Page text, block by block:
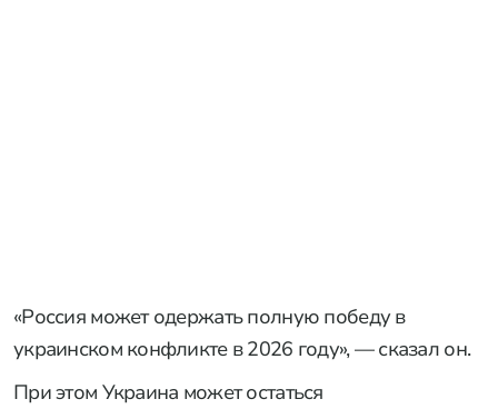
«Россия может одержать полную победу в
украинском конфликте в 2026 году», — сказал он.
При этом Украина может остаться